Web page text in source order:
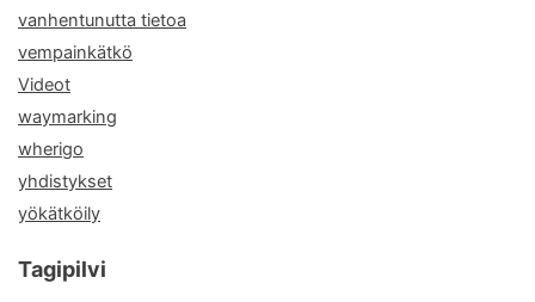
vanhentunutta tietoa
vempainkätkö
Videot
waymarking
wherigo
yhdistykset
yökätköily
Tagipilvi